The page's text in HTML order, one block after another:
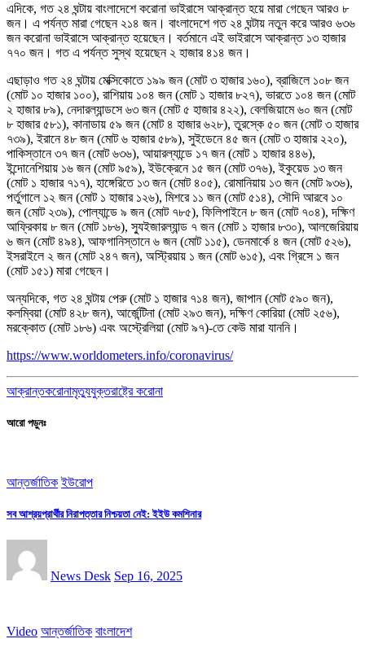
এদিকে, গত ২৪ ঘন্টায় বাংলাদেশে করোনা ভাইরাসে আক্রান্ত হয়ে মারা গেছেন আরও ৮
জন। এ পর্যন্ত মারা গেছেন ২১৪ জন। বাংলাদেশে গত ২৪ ঘন্টায় নতুন করে আরও ৬৩৬
জন করোনা ভাইরাসে আক্রান্ত হয়েছেন। বর্তমানে এই ভাইরাসে আক্রান্ত ১৩ হাজার
৭৭০ জন। গত এ পর্যন্ত সুস্থ হয়েছেন ২ হাজার ৪১৪ জন।
এছাড়াও গত ২৪ ঘন্টায় মেক্সিকোতে ১৯৯ জন (মোট ৩ হাজার ১৬০), ব্রাজিলে ১০৮ জন
(মোট ১০ হাজার ১০০), রাশিয়ায় ১০৪ জন (মোট ১ হাজার ৮২৭), ভারতে ১০৪ জন (মোট
২ হাজার ৮৯), নেদারল্যান্ডসে ৬৩ জন (মোট ৫ হাজার ৪২২), বেলজিয়ামে ৬০ জন (মোট
৮ হাজার ৫৮১), কানাডায় ৫৯ জন (মোট ৪ হাজার ৬২৮), তুরস্কে ৫০ জন (মোট ৩ হাজার
৭৩৯), ইরানে ৪৮ জন (মোট ৬ হাজার ৫৮৯), সুইডেনে ৪৫ জন (মোট ৩ হাজার ২২০),
পাকিস্তানে ৩৭ জন (মোট ৬৩৬), আয়ারল্যান্ডে ১৭ জন (মোট ১ হাজার ৪৪৬),
ইন্দোনেশিয়ায় ১৬ জন (মোট ৯৫৯), ইউক্রেনে ১৫ জন (মোট ৩৭৬), ইকুয়েড ১৩ জন
(মোট ১ হাজার ৭১৭), হাঙ্গেরিতে ১৩ জন (মোট ৪০৫), রোমানিয়ায় ১৩ জন (মোট ৯৩৬),
পর্তুগালে ১২ জন (মোট ১ হাজার ১২৬), মিশরে ১১ জন (মোট ৫১৪), সৌদি আরবে ১০
জন (মোট ২৩৯), পোল্যান্ডে ৯ জন (মোট ৭৮৫), ফিলিপাইনে ৮ জন (মোট ৭০৪), দক্ষিণ
আফ্রিকায় ৮ জন (মোট ১৮৬), স্যুইজারল্যান্ড ৭ জন (মোট ১ হাজার ৮৩০), আলজেরিয়ায়
৬ জন (মোট ৪৯৪), আফগানিস্তানে ৬ জন (মোট ১১৫), ডেনমার্কে ৪ জন (মোট ৫২৬),
ইসরাইলে ২ জন (মোট ২৪৭ জন), অস্ট্রিয়ায় ১ জন (মোট ৬১৫), এবং গ্রিসে ১ জন
(মোট ১৫১) মারা গেছেন।
অন্যদিকে, গত ২৪ ঘন্টায় পেরু (মোট ১ হাজার ৭১৪ জন), জাপান (মোট ৫৯০ জন),
কলম্বিয়া (মোট ৪২৮ জন), আর্জেন্টিনা (মোট ২৯৩ জন), দক্ষিণ কোরিয়া (মোট ২৫৬),
মরক্কোত (মোট ১৮৬) এবং অস্ট্রেলিয়া (মোট ৯৭)-তে কেউ মারা যাননি।
https://www.worldometers.info/coronavirus/
আক্রান্তকরোনামৃত্যুযুক্তরাষ্ট্রে করোনা
আরো পড়ুনঃ
আন্তর্জাতিক ইউরোপ
সব আশ্রয়প্রার্থীর নিরাপত্তার নিশ্চয়তা নেই: ইইউ কমশিনার
News Desk Sep 16, 2025
Video আন্তর্জাতিক বাংলাদেশ